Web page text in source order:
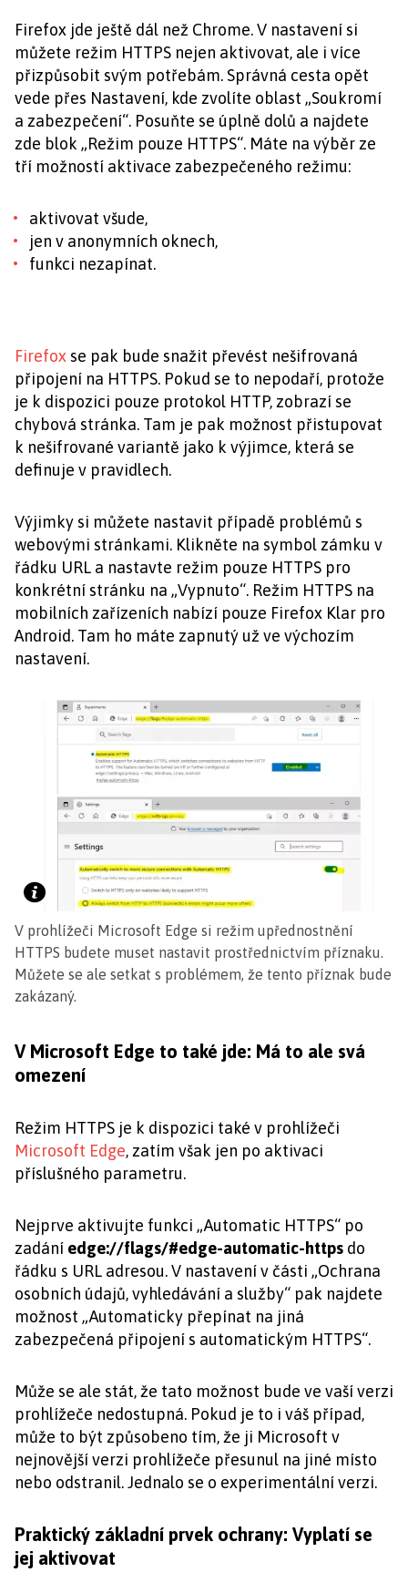
Firefox jde ještě dál než Chrome. V nastavení si
můžete režim HTTPS nejen aktivovat, ale i více
přizpůsobit svým potřebám. Správná cesta opět
vede přes Nastavení, kde zvolíte oblast „Soukromí
a zabezpečení“. Posuňte se úplně dolů a najdete
zde blok „Režim pouze HTTPS“. Máte na výběr ze
tří možností aktivace zabezpečeného režimu:
aktivovat všude,
jen v anonymních oknech,
funkci nezapínat.
Firefox se pak bude snažit převést nešifrovaná
připojení na HTTPS. Pokud se to nepodaří, protože
je k dispozici pouze protokol HTTP, zobrazí se
chybová stránka. Tam je pak možnost přistupovat
k nešifrované variantě jako k výjimce, která se
definuje v pravidlech.
Výjimky si můžete nastavit případě problémů s
webovými stránkami. Klikněte na symbol zámku v
řádku URL a nastavte režim pouze HTTPS pro
konkrétní stránku na „Vypnuto“. Režim HTTPS na
mobilních zařízeních nabízí pouze Firefox Klar pro
Android. Tam ho máte zapnutý už ve výchozím
nastavení.
V prohlížeči Microsoft Edge si režim upřednostnění
HTTPS budete muset nastavit prostřednictvím příznaku.
Můžete se ale setkat s problémem, že tento příznak bude
zakázaný.
V Microsoft Edge to také jde: Má to ale svá
omezení
Režim HTTPS je k dispozici také v prohlížeči
Microsoft Edge, zatím však jen po aktivaci
příslušného parametru.
Nejprve aktivujte funkci „Automatic HTTPS“ po
zadání edge://flags/#edge-automatic-https do
řádku s URL adresou. V nastavení v části „Ochrana
osobních údajů, vyhledávání a služby“ pak najdete
možnost „Automaticky přepínat na jiná
zabezpečená připojení s automatickým HTTPS“.
Může se ale stát, že tato možnost bude ve vaší verzi
prohlížeče nedostupná. Pokud je to i váš případ,
může to být způsobeno tím, že ji Microsoft v
nejnovější verzi prohlížeče přesunul na jiné místo
nebo odstranil. Jednalo se o experimentální verzi.
Praktický základní prvek ochrany: Vyplatí se
jej aktivovat